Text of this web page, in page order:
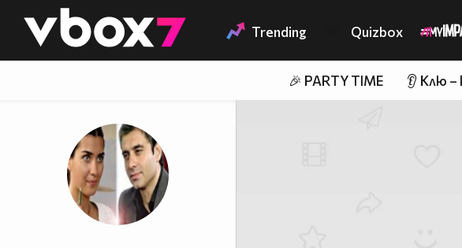
👾 Trending Quizbox
🎉 PARTY TIME 👂 Клю –